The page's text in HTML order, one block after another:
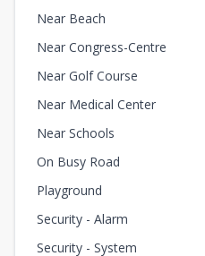
Near Beach
Near Congress-Centre
Near Golf Course
Near Medical Center
Near Schools
On Busy Road
Playground
Security - Alarm
Security - System